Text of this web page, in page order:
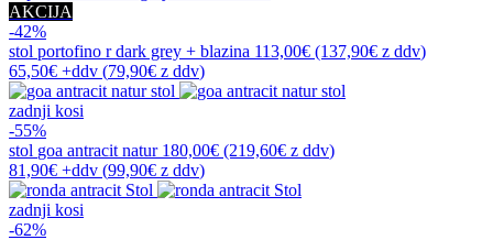
AKCIJA
-42%
stol portofino r dark grey + blazina 113,00€ (137,90€ z ddv)
65,50€ +ddv (79,90€ z ddv)
zadnji kosi
-55%
stol goa antracit natur 180,00€ (219,60€ z ddv)
81,90€ +ddv (99,90€ z ddv)
zadnji kosi
-62%